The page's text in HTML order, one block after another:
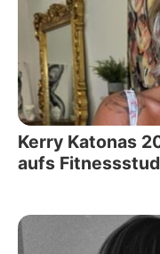
Kerry Katonas
aufs